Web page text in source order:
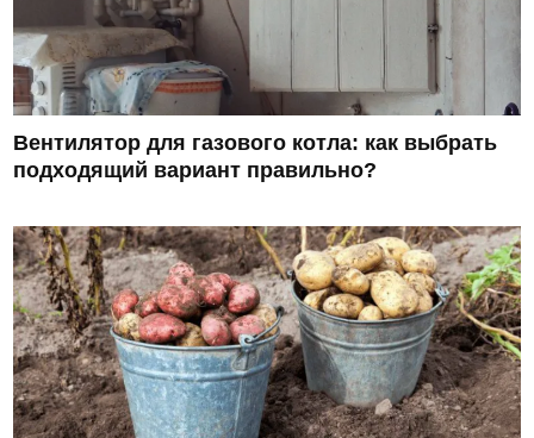
Вентилятор для газового котла: как выбрать
подходящий вариант правильно?